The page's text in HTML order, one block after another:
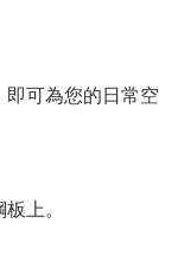
即可為您的日常空
上。